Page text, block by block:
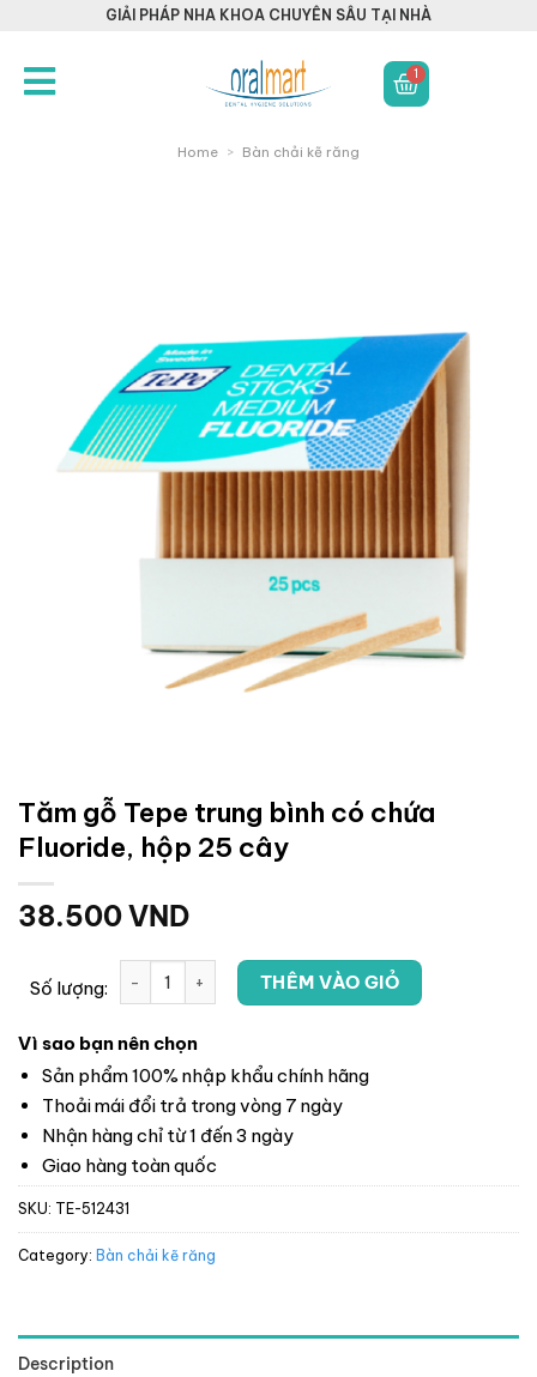
GIẢI PHÁP NHA KHOA CHUYÊN SÂU TẠI NHÀ
1
Home > Bàn chải kẽ răng
Tăm gỗ Tepe trung bình có chứa
Fluoride, hộp 25 cây
38.500VND
Số lượng: THÊM VÀO GIỎ
Vì sao bạn nên chọn
Sản phẩm 100% nhập khẩu chính hãng
Thoải mái đổi trả trong vòng 7 ngày
Nhận hàng chỉ từ 1 đến 3 ngày
Giao hàng toàn quốc
SKU: TE-512431
Category: Bàn chải kẽ răng
Description